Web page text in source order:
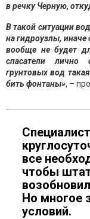
в речку Черную,
В такой ситуации
на гидроузлы, иначе
вообще не будет
спасатели лично
грунтовых вод
бить фонтаны», –
все
чтобы
Но многое
условий.